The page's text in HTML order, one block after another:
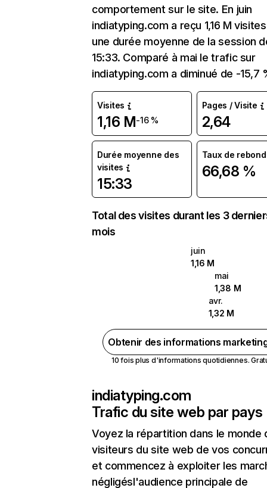
comportement sur le site. En juin
indiatyping.com a reçu 1,16 M
une durée moyenne de la session
15:33. Comparé à mai le trafic sur
indiatyping.com a diminué de -15,7
Visites
1,16 M-16 %
Pages / Visite
2,64
Durée moyenne des
visites
15:33
Taux de rebond
66,68 %
Total des visites durant les 3
mois
juin
1,16 M
mai
1,38 M
avr.
1,32 M
Obtenir des informations
10 fois plus d'informations quotidiennes.
indiatyping.com
Trafic du site web par pays
Voyez la répartition dans le monde
visiteurs du site web de vos
et commencez à exploiter les
négligésl'audience principale de